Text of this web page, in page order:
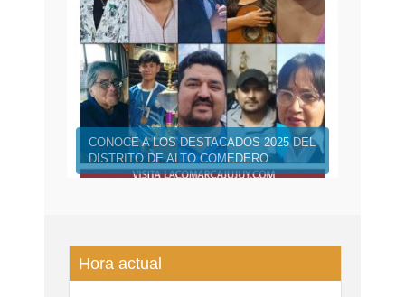
CONOCE A LOS DESTACADOS 2025 DEL
DISTRITO DE ALTO COMEDERO
Hora actual